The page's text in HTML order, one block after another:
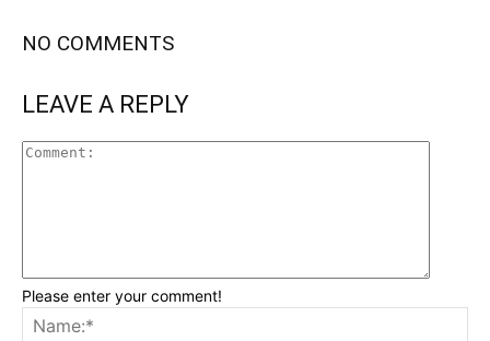
NO COMMENTS
LEAVE A REPLY
Please enter your comment!